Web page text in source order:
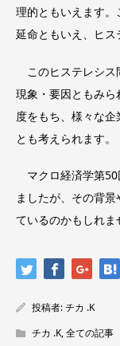
理的ともいえます
延命ともいえ、ヒス
このヒステレシス
現象・要因ともみ
度をもち、様々な
とも考えられます。
マクロ経済学第50
ましたが、その背
ているのかもしれま
投稿者:チカ .K
チカ .K,全ての記事